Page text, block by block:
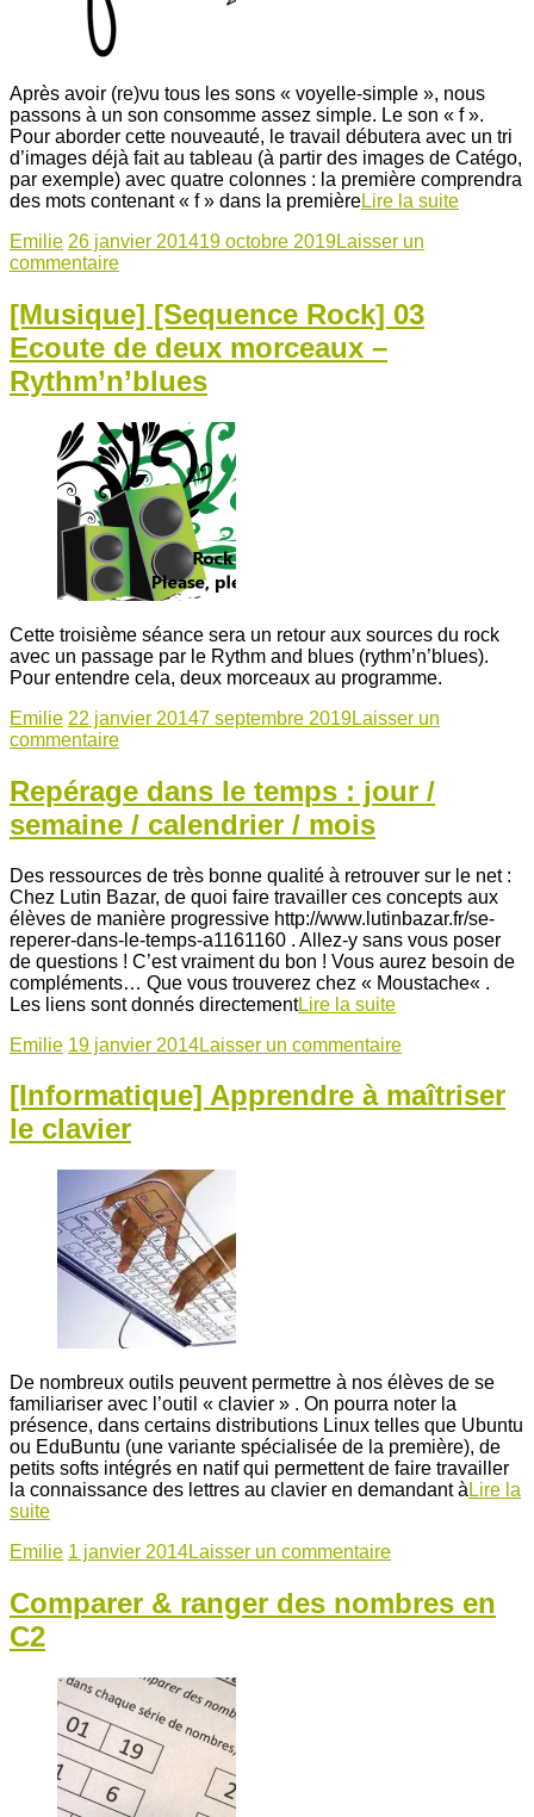
Après avoir (re)vu tous les sons « voyelle-simple », nous
passons à un son consomme assez simple. Le son « f ».
Pour aborder cette nouveauté, le travail débutera avec un tri
d’images déjà fait au tableau (à partir des images de Catégo,
par exemple) avec quatre colonnes : la première comprendra
des mots contenant « f » dans la premièreLire la suite
Emilie 26 janvier 201419 octobre 2019Laisser un
commentaire
[Musique] [Sequence Rock] 03
Ecoute de deux morceaux –
Rythm’n’blues
Cette troisième séance sera un retour aux sources du rock
avec un passage par le Rythm and blues (rythm’n’blues).
Pour entendre cela, deux morceaux au programme.
Emilie 22 janvier 20147 septembre 2019Laisser un
commentaire
Repérage dans le temps : jour /
semaine / calendrier / mois
Des ressources de très bonne qualité à retrouver sur le net :
Chez Lutin Bazar, de quoi faire travailler ces concepts aux
élèves de manière progressive http://www.lutinbazar.fr/se-
reperer-dans-le-temps-a1161160 . Allez-y sans vous poser
de questions ! C’est vraiment du bon ! Vous aurez besoin de
compléments… Que vous trouverez chez « Moustache« .
Les liens sont donnés directementLire la suite
Emilie 19 janvier 2014Laisser un commentaire
[Informatique] Apprendre à maîtriser
le clavier
De nombreux outils peuvent permettre à nos élèves de se
familiariser avec l’outil « clavier » . On pourra noter la
présence, dans certains distributions Linux telles que Ubuntu
ou EduBuntu (une variante spécialisée de la première), de
petits softs intégrés en natif qui permettent de faire travailler
la connaissance des lettres au clavier en demandant à Lire la
suite
Emilie 1 janvier 2014Laisser un commentaire
Comparer & ranger des nombres en
C2